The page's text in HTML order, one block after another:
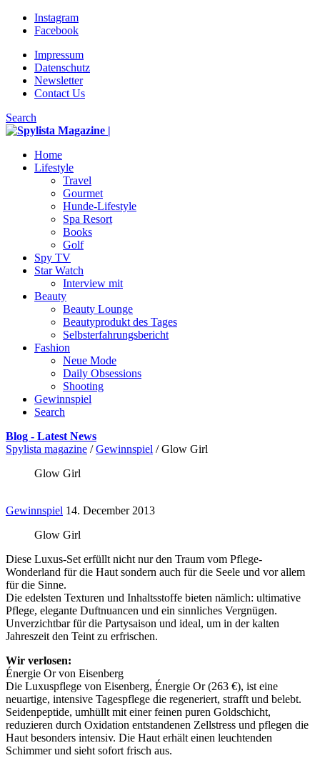
Instagram
Facebook
Impressum
Datenschutz
Newsletter
Contact Us
Search
Home
Lifestyle
Travel
Gourmet
Hunde-Lifestyle
Spa Resort
Books
Golf
Spy TV
Star Watch
Interview mit
Beauty
Beauty Lounge
Beautyprodukt des Tages
Selbsterfahrungsbericht
Fashion
Neue Mode
Daily Obsessions
Shooting
Gewinnspiel
Search
Blog - Latest News
Spylista magazine / Gewinnspiel / Glow Girl
Glow Girl
Gewinnspiel 14. December 2013
Glow Girl
Diese Luxus-Set erfüllt nicht nur den Traum vom Pflege-
Wonderland für die Haut sondern auch für die Seele und vor allem
für die Sinne.
Die edelsten Texturen und Inhaltsstoffe bieten nämlich: ultimative
Pflege, elegante Duftnuancen und ein sinnliches Vergnügen.
Unverzichtbar für die Partysaison und ideal, um in der kalten
Jahreszeit den Teint zu erfrischen.
Wir verlosen:
Énergie Or von Eisenberg
Die Luxuspflege von Eisenberg, Énergie Or (263 €), ist eine
neuartige, intensive Tagespflege die regeneriert, strafft und belebt.
Seidenpeptide, umhüllt mit einer feinen puren Goldschicht,
reduzieren durch Oxidation entstandenen Zellstress und pflegen die
Haut besonders intensiv. Die Haut erhält einen leuchtenden
Schimmer und sieht sofort frisch aus.